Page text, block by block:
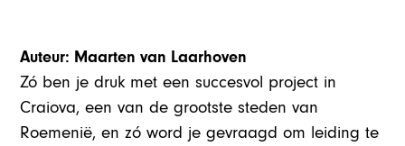
Auteur: Maarten van Laarhoven
Zó ben je druk met een succesvol project in
Craiova, een van de grootste steden van
Roemenië, en zó word je gevraagd om leiding te